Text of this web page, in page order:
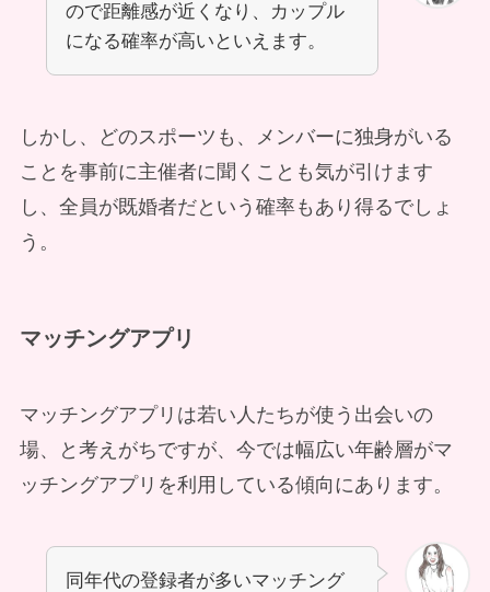
ので距離感が近くなり、カップル
になる確率が高いといえます。
しかし、どのスポーツも、メンバーに独身がいる
ことを事前に主催者に聞くことも気が引けます
し、全員が既婚者だという確率もあり得るでしょ
う。
マッチングアプリ
マッチングアプリは若い人たちが使う出会いの
場、と考えがちですが、今では幅広い年齢層がマ
ッチングアプリを利用している傾向にあります。
同年代の登録者が多いマッチング